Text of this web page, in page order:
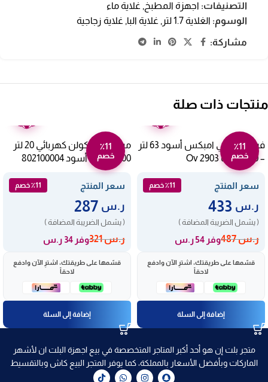
التصنيفات: اجهزة المطبخ , غلاية ماء
الوسوم: الغلاية 1.7 لتر , غلاية البا, غلاية زجاجية
مشاركة:
منتجات ذات صلة
٪11
خصم
فرن كهربائي امبكس أسود 63 لتر
– 2200 وات Ov 2903
سعر المنتج ٪11 خصم
ر.س
( يشمل الضريبة المضافة )
ر.س487 وفر 54 ر.س
قسّمها على طريقتك، اشترِ الآن وادفع
لاحقاً
إضافة إلى السلة
٪11
خصم
ميكروويف كولن كهربائي 20 لتر
1100 وات – أسود 802100004
سعر المنتج ٪11 خصم
ر.س
( يشمل الضريبة المضافة )
ر.س321 وفر 34 ر.س
قسّمها على طريقتك، اشترِ الآن وادفع
لاحقاً
إضافة إلى السلة
متجر بلت إن هو أحد أكبر المتاجر المتخصصة في بيع اجهزة البلت ان لأشهر
الماركات وبأفضل الأسعار بالمملكة، كما يوفر المتجر البيع كاش وبالتقسيط